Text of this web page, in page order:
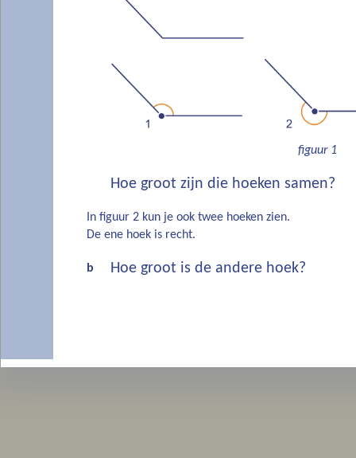
figuur 1
Hoe groot zijn die hoeken samen?
In figuur 2 kun je ook twee hoeken zien.
De ene hoek is recht.
b Hoe groot is de andere hoek?